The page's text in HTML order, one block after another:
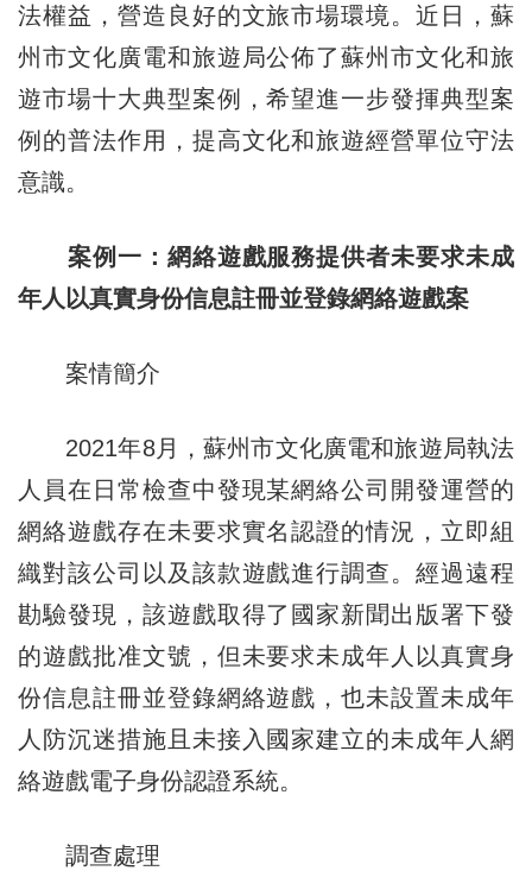
法權益，營造良好的文旅市場環境。近日，蘇
州市文化廣電和旅遊局公佈了蘇州市文化和旅
遊市場十大典型案例，希望進一步發揮典型案
例的普法作用，提高文化和旅遊經營單位守法
意識。
案例一：網絡遊戲服務提供者未要求未成
年人以真實身份信息註冊並登錄網絡遊戲案
案情簡介
2021年8月，蘇州市文化廣電和旅遊局執法
人員在日常檢查中發現某網絡公司開發運營的
網絡遊戲存在未要求實名認證的情況，立即組
織對該公司以及該款遊戲進行調查。經過遠程
勘驗發現，該遊戲取得了國家新聞出版署下發
的遊戲批准文號，但未要求未成年人以真實身
份信息註冊並登錄網絡遊戲，也未設置未成年
人防沉迷措施且未接入國家建立的未成年人網
絡遊戲電子身份認證系統。
調查處理